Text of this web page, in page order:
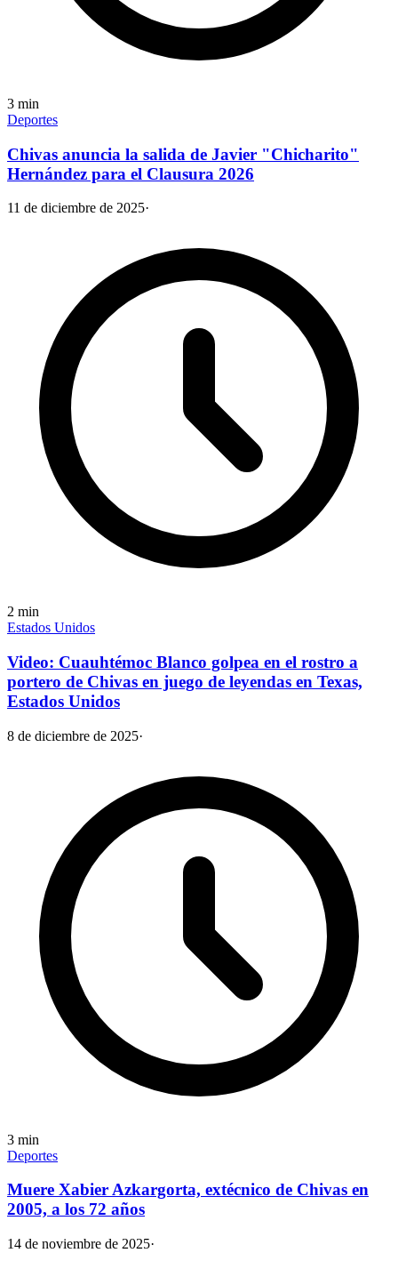
3 min
Deportes
Chivas anuncia la salida de Javier "Chicharito"
Hernández para el Clausura 2026
11 de diciembre de 2025·
2 min
Estados Unidos
Video: Cuauhtémoc Blanco golpea en el rostro a
portero de Chivas en juego de leyendas en Texas,
Estados Unidos
8 de diciembre de 2025·
3 min
Deportes
Muere Xabier Azkargorta, extécnico de Chivas en
2005, a los 72 años
14 de noviembre de 2025·